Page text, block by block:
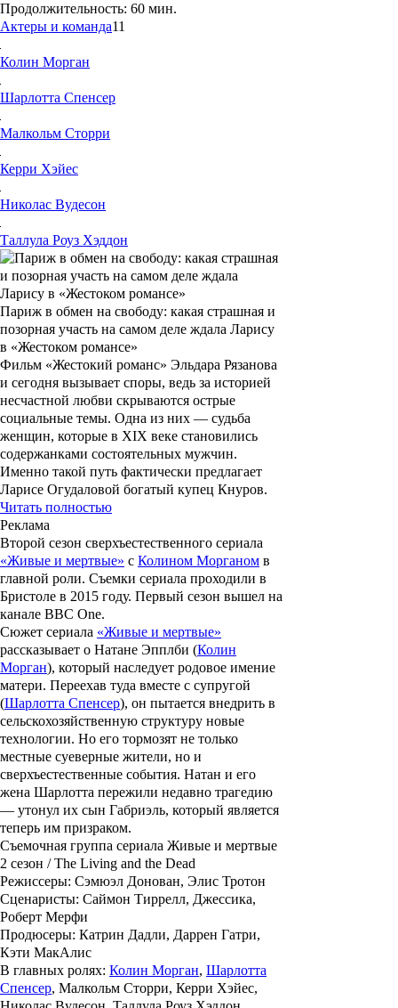
Продолжительность: 60 мин.
Актеры и команда11
Колин Морган
Шарлотта Спенсер
Малкольм Сторри
Керри Хэйес
Николас Вудесон
Таллула Роуз Хэддон
Париж в обмен на свободу: какая страшная и
позорная участь на самом деле ждала Ларису
в «Жестоком романсе»
Фильм «Жестокий романс» Эльдара Рязанова
и сегодня вызывает споры, ведь за историей
несчастной любви скрываются острые
социальные темы. Одна из них — судьба
женщин, которые в XIX веке становились
содержанками состоятельных мужчин.
Именно такой путь фактически предлагает
Ларисе Огудаловой богатый купец Кнуров.
Читать полностью
Реклама
Второй сезон сверхъестественного сериала
«Живые и мертвые» с Колином Морганом в
главной роли. Съемки сериала проходили в
Бристоле в 2015 году. Первый сезон вышел на
канале BBC One.
Сюжет сериала «Живые и мертвые»
рассказывает о Натане Эпплби (Колин
Морган), который наследует родовое имение
матери. Переехав туда вместе с супругой
(Шарлотта Спенсер), он пытается внедрить в
сельскохозяйственную структуру новые
технологии. Но его тормозят не только
местные суеверные жители, но и
сверхъестественные события. Натан и его
жена Шарлотта пережили недавно трагедию
— утонул их сын Габриэль, который является
теперь им призраком.
Съемочная группа сериала Живые и мертвые
2 сезон / The Living and the Dead
Режиссеры: Сэмюэл Донован, Элис Тротон
Сценаристы: Саймон Тиррелл, Джессика,
Роберт Мерфи
Продюсеры: Катрин Дадли, Даррен Гатри,
Кэти МакАлис
В главных ролях: Колин Морган, Шарлотта
Спенсер, Малкольм Сторри, Керри Хэйес,